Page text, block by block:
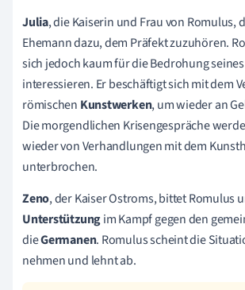
Julia, die Kaiserin und Frau von Romulus,
Ehemann dazu, dem Präfekt zuzuhören.
sich jedoch kaum für die Bedrohung seines
interessieren. Er beschäftigt sich mit dem
römischen Kunstwerken, um wieder an
Die morgendlichen Krisengespräche
wieder von Verhandlungen mit dem
unterbrochen.
Zeno, der Kaiser Ostroms, bittet Romulus
Unterstützungim Kampf gegen den
dieGermanen. Romulus scheint die
nehmen und lehnt ab.